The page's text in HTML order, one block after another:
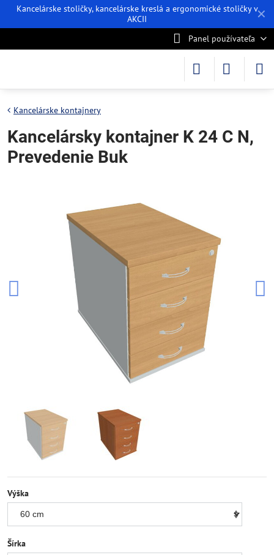
✕
Kancelárske stoličky, kancelárske kreslá a ergonomické stoličky v
AKCII
Panel používateľa
Kancelárske kontajnery
Kancelársky kontajner K 24 C N,
Prevedenie Buk
Výška
Šírka